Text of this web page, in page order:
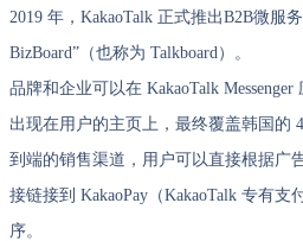
2019 年，KakaoTalk 正式推出B2B微服
BizBoard”（也称为 Talkboard）。
品牌和企业可以在 KakaoTalk
出现在用户的主页上，最终覆盖韩国的
到端的销售渠道，用户可以直接根据广
接链接到 KakaoPay（KakaoTalk 专有
序。